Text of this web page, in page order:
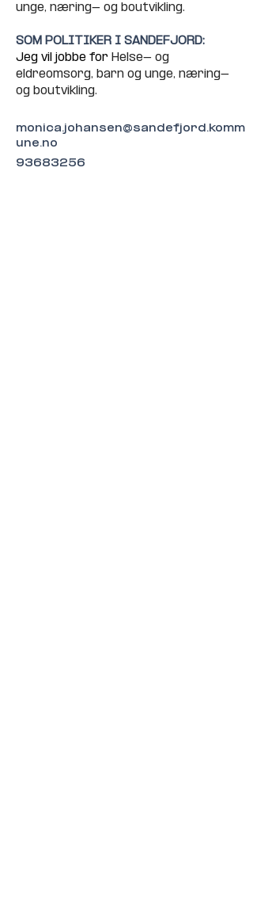
unge, næring- og boutvikling.
SOM POLITIKER I SANDEFJORD:
Jeg vil jobbe for Helse- og
eldreomsorg, barn og unge, næring-
og boutvikling.
monica.johansen@sandefjord.komm
une.no
93683256